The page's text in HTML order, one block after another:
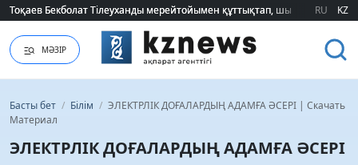
Тоқаев Бекболат Тілеуханды мерейтойымен құттықтап, шығармашылық
Тоқаев Бекболат Тілеуханды мерейтойымен құттықтап, шығармашылық
RU KZ
МӘЗІР
Басты бет / Білім / ЭЛЕКТРЛІК ДОҒАЛАРДЫҢ АДАМҒА ӘСЕРІ | Скачать
Материал
ЭЛЕКТРЛІК ДОҒАЛАРДЫҢ АДАМҒА ӘСЕРІ